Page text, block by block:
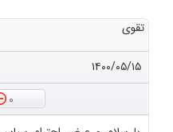
تقوی
۱۴۰۰/۰۵/۱۵
0